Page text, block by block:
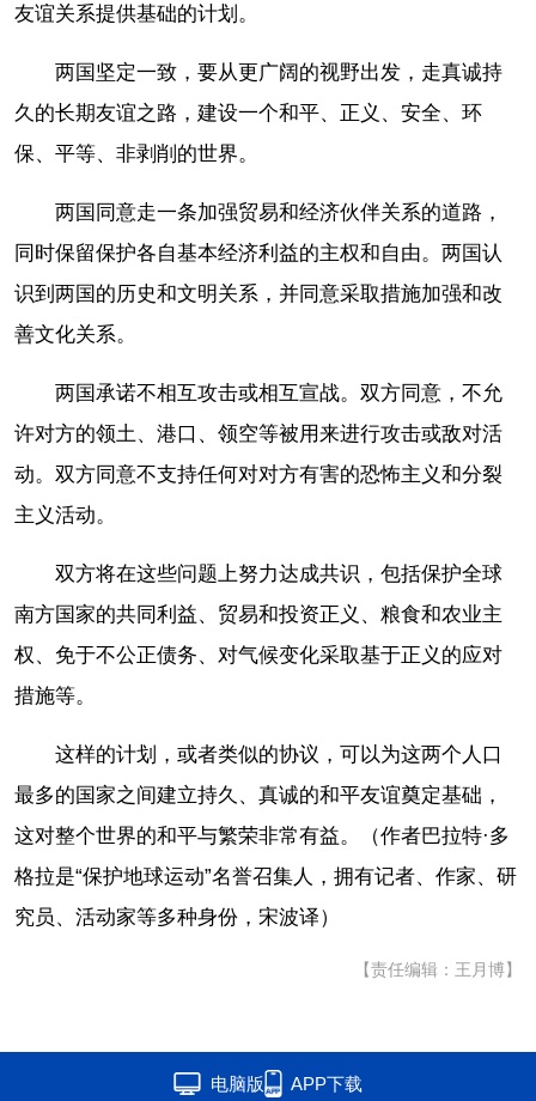
友谊关系提供基础的计划。
两国坚定一致，要从更广阔的视野出发，走真诚持
久的长期友谊之路，建设一个和平、正义、安全、环
保、平等、非剥削的世界。
两国同意走一条加强贸易和经济伙伴关系的道路，
同时保留保护各自基本经济利益的主权和自由。两国认
识到两国的历史和文明关系，并同意采取措施加强和改
善文化关系。
两国承诺不相互攻击或相互宣战。双方同意，不允
许对方的领土、港口、领空等被用来进行攻击或敌对活
动。双方同意不支持任何对对方有害的恐怖主义和分裂
主义活动。
双方将在这些问题上努力达成共识，包括保护全球
南方国家的共同利益、贸易和投资正义、粮食和农业主
权、免于不公正债务、对气候变化采取基于正义的应对
措施等。
这样的计划，或者类似的协议，可以为这两个人口
最多的国家之间建立持久、真诚的和平友谊奠定基础，
这对整个世界的和平与繁荣非常有益。（作者巴拉特·多
格拉是“保护地球运动”名誉召集人，拥有记者、作家、研
究员、活动家等多种身份，宋波译）
【责任编辑：王月博】
电脑版 APP下载